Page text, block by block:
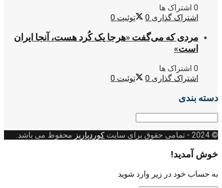
0 اشتراک ها
اشتراک گذاری 0 توئیت 0
مردی که می‌گفت «هرجا یک کُرد هست، آنجا ایران
است»
0 اشتراک ها
اشتراک گذاری 0 توئیت 0
دسته بندی
© 2024
- تمامی حقوق برای سایت کوردپاریز محفوظ می باشد.
خوش آمدید!
به حساب خود در زیر وارد شوید